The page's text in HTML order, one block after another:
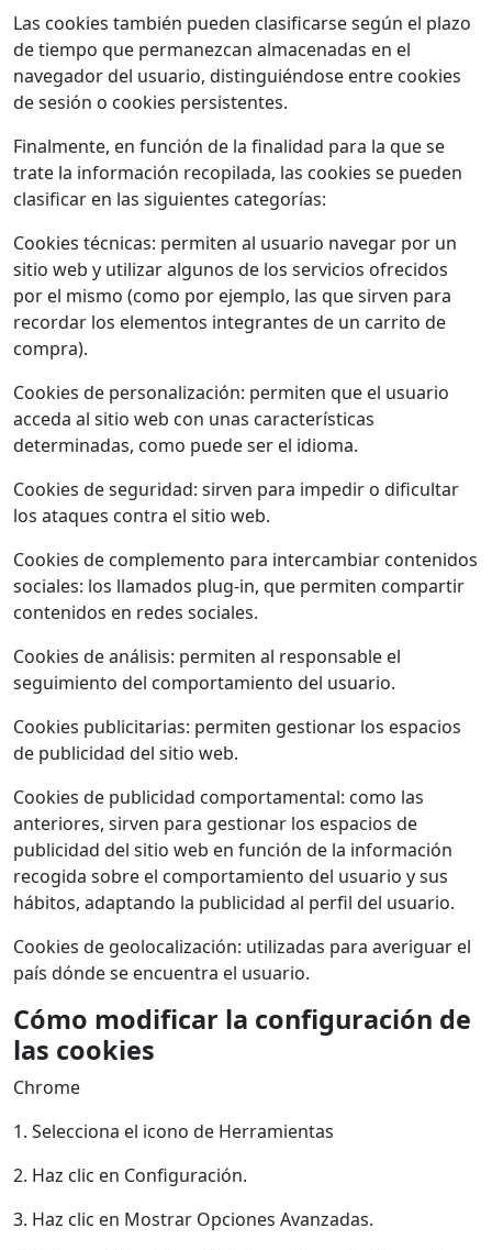
Las cookies también pueden clasificarse según el plazo
de tiempo que permanezcan almacenadas en el
navegador del usuario, distinguiéndose entre cookies
de sesión o cookies persistentes.
Finalmente, en función de la finalidad para la que se
trate la información recopilada, las cookies se pueden
clasificar en las siguientes categorías:
Cookies técnicas: permiten al usuario navegar por un
sitio web y utilizar algunos de los servicios ofrecidos
por el mismo (como por ejemplo, las que sirven para
recordar los elementos integrantes de un carrito de
compra).
Cookies de personalización: permiten que el usuario
acceda al sitio web con unas características
determinadas, como puede ser el idioma.
Cookies de seguridad: sirven para impedir o dificultar
los ataques contra el sitio web.
Cookies de complemento para intercambiar contenidos
sociales: los llamados plug-in, que permiten compartir
contenidos en redes sociales.
Cookies de análisis: permiten al responsable el
seguimiento del comportamiento del usuario.
Cookies publicitarias: permiten gestionar los espacios
de publicidad del sitio web.
Cookies de publicidad comportamental: como las
anteriores, sirven para gestionar los espacios de
publicidad del sitio web en función de la información
recogida sobre el comportamiento del usuario y sus
hábitos, adaptando la publicidad al perfil del usuario.
Cookies de geolocalización: utilizadas para averiguar el
país dónde se encuentra el usuario.
Cómo modificar la configuración de
las cookies
Chrome
1. Selecciona el icono de Herramientas
2. Haz clic en Configuración.
3. Haz clic en Mostrar Opciones Avanzadas.